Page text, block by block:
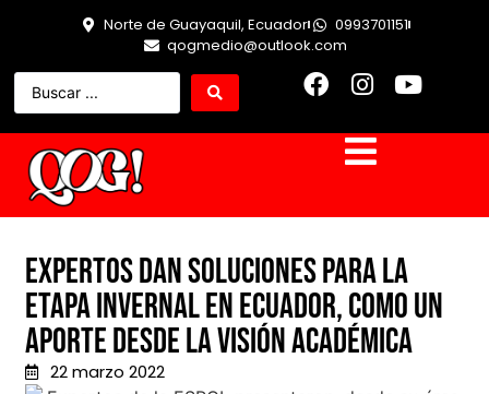
Norte de Guayaquil, Ecuador
0993701151
qogmedio@outlook.com
Expertos dan soluciones para la
Etapa Invernal en Ecuador, como un
aporte desde la visión académica
22 marzo 2022